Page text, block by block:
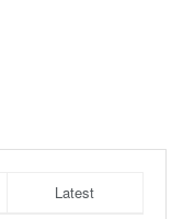
Latest